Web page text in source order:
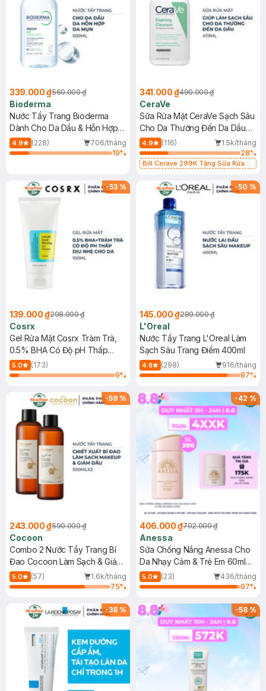
339.000 ₫560.000 ₫
Bioderma
Nước Tẩy Trang Bioderma
Dành Cho Da Dầu & Hỗn Hợp
500ml
4.9 (228)
706/tháng
19%
341.000 ₫490.000 ₫
CeraVe
Sữa Rửa Mặt CeraVe Sạch Sâu
Cho Da Thường Đến Da Dầu
473ml
4.9 (116)
1.5k/tháng
28%
Bill Cerave 299K Tặng Sữa Rửa
-53 %
139.000 ₫298.000 ₫
Cosrx
Gel Rửa Mặt Cosrx Tràm Trà,
0.5% BHA Có Độ pH Thấp
150ml
5.0
(173)
9%
-50 %
145.000 ₫289.000 ₫
L'Oreal
Nước Tẩy Trang L'Oreal Làm
Sạch Sâu Trang Điểm 400ml
4.8 (298)
916/tháng
87%
-59 %
243.000 ₫590.000 ₫
Cocoon
Combo 2 Nước Tẩy Trang Bí
Đao Cocoon Làm Sạch & Giảm
Dầu 500ml
5.0 (57)
1.6k/tháng
75%
-42%
406.000 ₫702.000 ₫
Anessa
Sữa Chống Nắng Anessa Cho
Da Nhạy Cảm & Trẻ Em 60ml
(Mới)
5.0 (23)
436/tháng
97%
-38 % -58%